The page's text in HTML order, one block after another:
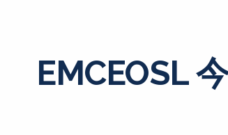
EMCEOSL